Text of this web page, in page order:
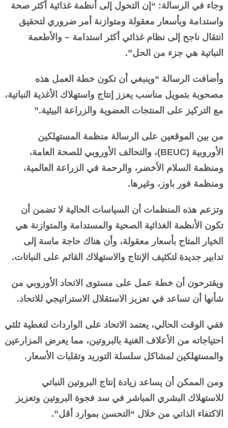
وجاء في الرسالة: “إن التحول إلى أنظمة غذائية أكثر صحة
واستدامة وبأسعار معقولة ومتوازنة أمر ضروري لتحقيق
انتقال ناجح إلى نظام غذائي أكثر استدامة – والأطعمة
النباتية هي جزء من الحل”.
وأضافت الرسالة “وينبغي أن تكون خطة العمل هذه
مصحوبة بتمويل مناسب يعزز إنتاج واستهلاك الأغذية النباتية،
مع التركيز على المنتجات العضوية والزراعة البيئية.”
من بين الموقعين على الرسالة منظمة المستهلكين
الأوروبية (BEUC)، والتحالف الأوروبي للصحة العامة،
ومنظمة السلام الأخضر، والرحمة في الزراعة العالمية،
ومنظمة فور باوز، وغيرها.
وتزعم هذه المنظمات أن السياسات الحالية لا تضمن أن
تكون الأنظمة الغذائية الصحية والمستدامة والمتوازنة هي
الخيار المتاح بأسعار معقولة، وأن هناك حاجة ماسة إلى
تدابير جديدة لتكثيف الإنتاج والاستهلاك القائم على النباتات.
ويقترحون أن خطة عمل على مستوى الاتحاد الأوروبي من
شأنها أن تساعد في تعزيز الاستقلال الاستراتيجي للاتحاد.
ففي الوقت الحالي، يعتمد الاتحاد على الواردات لتغطية ثلثي
احتياجاته من الأعلاف الغنية بالبروتين، مما يعرض المزارعين
والمستهلكين لمشاكل سلسلة التوريد وتقلبات الأسعار.
ومن الممكن أن يساعد زيادة إنتاج البروتين النباتي
للاستهلاك البشري المباشر في سد فجوة البروتين وتعزيز
الاكتفاء الذاتي من خلال “التحسن بموارد أقل”.